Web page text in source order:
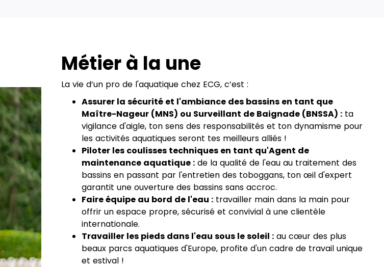
Métier à la une
La vie d’un pro de l'aquatique chez ECG, c’est :
Assurer la sécurité et l'ambiance des bassins en tant que
Maître-Nageur (MNS) ou Surveillant de Baignade (BNSSA) :ta
vigilance d'aigle, ton sens des responsabilités et ton dynamisme pour
les activités aquatiques seront tes meilleurs alliés !
Piloter les coulisses techniques en tant qu'Agent de
maintenance aquatique :de la qualité de l'eau au traitement des
bassins en passant par l'entretien des toboggans, ton œil d'expert
garantit une ouverture des bassins sans accroc.
Faire équipe au bord de l'eau :travailler main dans la main pour
offrir un espace propre, sécurisé et convivial à une clientèle
internationale.
Travailler les pieds dans l'eau sous le soleil :au cœur des plus
beaux parcs aquatiques d'Europe, profite d'un cadre de travail unique
et estival !